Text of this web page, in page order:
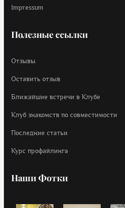
Impressum
Полезные ссылки
Отзывы
Оставить отзыв
Ближайшие встречи в Клубе
Клуб знакомств по совместимости
Последние статьи
Курс профайлинга
Наши Фотки